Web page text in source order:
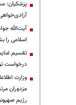
پزشکیان:
آیت‌الله
اسلامی را
تقسیم
درخواست
مزدوران